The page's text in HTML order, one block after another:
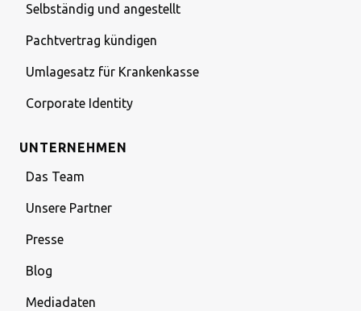
Selbständig und angestellt
Pachtvertrag kündigen
Umlagesatz für Krankenkasse
Corporate Identity
UNTERNEHMEN
Das Team
Unsere Partner
Presse
Blog
Mediadaten